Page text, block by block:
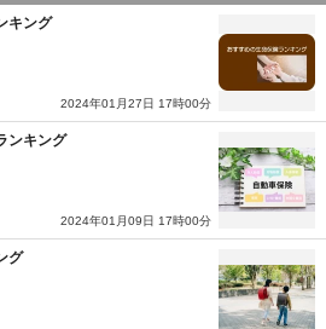
キング
2024年01月27日 17時00分
ンキング
2024年01月09日 17時00分
グ